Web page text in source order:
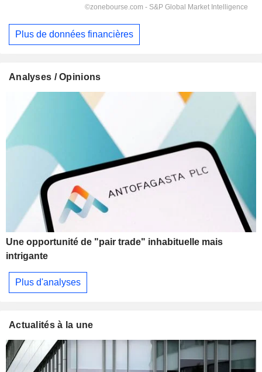
Plus de données financières
Analyses / Opinions
Une opportunité de "pair trade" inhabituelle mais
intrigante
Plus d'analyses
Actualités à la une